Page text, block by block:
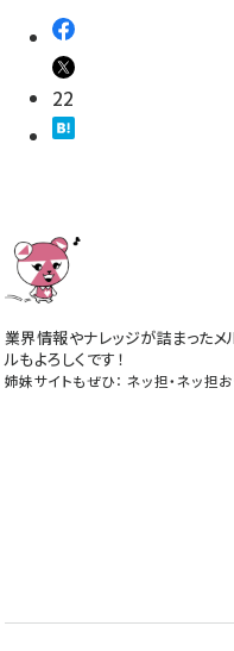
22
業界情報やナレッジが詰まった
ルもよろしくです！
姉妹サイトもぜひ： ネッ担・ネッ担